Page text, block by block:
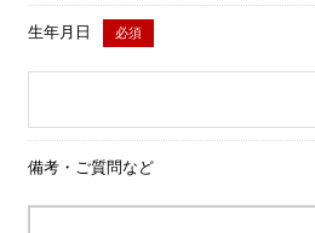
生年月日 必須
備考・ご質問など